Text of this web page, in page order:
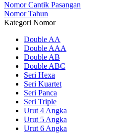
Nomor Cantik Pasangan
Nomor Tahun
Kategori Nomor
Double AA
Double AAA
Double AB
Double ABC
Seri Hexa
Seri Kuartet
Seri Panca
Seri Triple
Urut 4 Angka
Urut 5 Angka
Urut 6 Angka